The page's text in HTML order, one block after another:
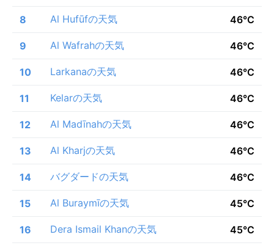
8 Al Hufūfの天気 46°C
9 Al Wafrahの天気 46°C
10 Larkanaの天気 46°C
11 Kelarの天気 46°C
12 Al Madīnahの天気 46°C
13 Al Kharjの天気 46°C
14 バグダードの天気 46°C
15 Al Buraymīの天気 45°C
16 Dera Ismail Khanの天気 45°C